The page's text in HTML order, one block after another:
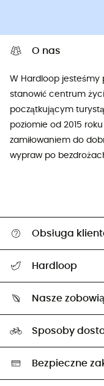
O nas
W Hardloop jesteśmy
stanowić centrum
początkującym
poziomie od 2015
zamiłowaniem do
wypraw po
Obsługa
Śledzenie przesyłki
Zwrot artykułów i zwrot
Hardloop
Nasze
Neutralność węglowa
Wybrane produkty eko
Sposoby
Bezpieczne